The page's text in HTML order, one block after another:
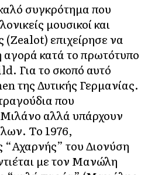
συγκρότημα που
μουσικοί και
επιχείρησε να
αγορά κατά το πρωτότυπο
Για το σκοπό αυτό
της Δυτικής Γερμανίας.
που
αλλά υπάρχουν
Το 1976,
του Διονύση
με τον Μανώλη